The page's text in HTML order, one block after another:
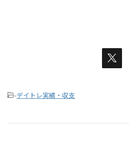
-デイトレ実績・収支